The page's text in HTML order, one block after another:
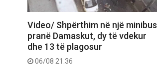
Video/ Shpërthim në një minibus
pranë Damaskut, dy të vdekur
dhe 13 të plagosur
06/08 21:36